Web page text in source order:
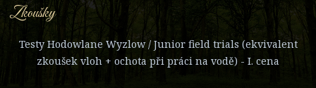
Zkoušky
Testy Hodowlane Wyzlow / Junior field trials (ekvivalent
zkoušek vloh + ochota při práci na vodě) - I. cena